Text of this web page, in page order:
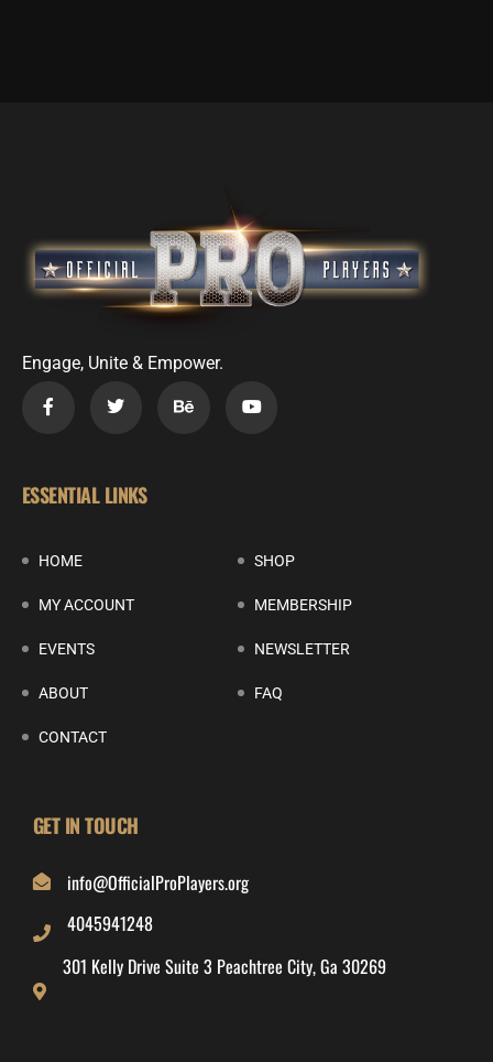
Engage, Unite & Empower.
ESSENTIAL LINKS
HOME SHOP
MY ACCOUNT MEMBERSHIP
EVENTS NEWSLETTER
ABOUT FAQ
CONTACT
GET IN TOUCH
info@OfficialProPlayers.org
4045941248
301 Kelly Drive Suite 3 Peachtree City, Ga 30269